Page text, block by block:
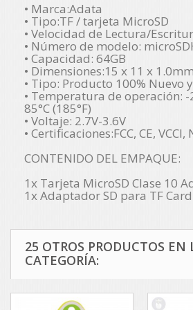
• Marca:Adata
• Tipo:TF / tarjeta MicroSD
• Velocidad de Lectura/
• Número de modelo:
• Capacidad: 64GB
• Dimensiones:15 x 11 x 1.0mm
• Tipo: Producto 100% Nuevo
• Temperatura de operación: -
85°C (185°F)
• Voltaje: 2.7V-3.6V
• Certificaciones:FCC, CE, VCCI,
CONTENIDO DEL EMPAQUE:
1x Tarjeta MicroSD Clase 10
1x Adaptador SD para TF Card
25 OTROS PRODUCTOS
CATEGORÍA: